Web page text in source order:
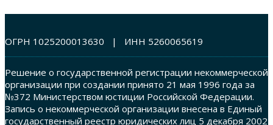
ОГРН 1025200013630 | ИНН 5260065619
Решение о государственной регистрации некоммерческой
организации при создании принято 21 мая 1996 года за
№372 Министерством юстиции Российской Федерации.
Запись о некоммерческой организации внесена в Единый
государственный реестр юридических лиц 5 декабря 2002